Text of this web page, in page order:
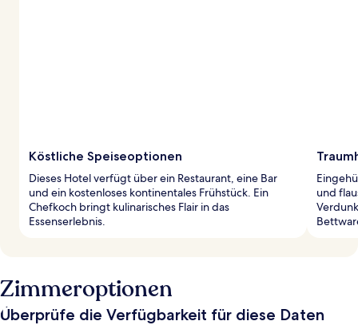
Köstliche Speiseoptionen
Dieses Hotel verfügt über ein Restaurant, eine Bar
und ein kostenloses kontinentales Frühstück. Ein
Chefkoch bringt kulinarisches Flair in das
Essenserlebnis.
und
Zimmeroptionen
Überprüfe die Verfügbarkeit für diese Daten